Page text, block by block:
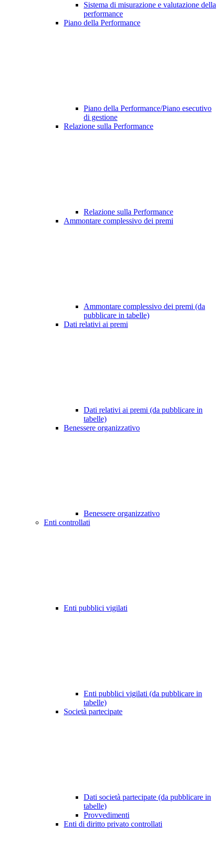
Sistema di misurazione e valutazione della
performance
Piano della Performance
Piano della Performance/Piano esecutivo
di gestione
Relazione sulla Performance
Relazione sulla Performance
Ammontare complessivo dei premi
Ammontare complessivo dei premi (da
pubblicare in tabelle)
Dati relativi ai premi
Dati relativi ai premi (da pubblicare in
tabelle)
Benessere organizzativo
Benessere organizzativo
Enti controllati
Enti pubblici vigilati
Enti pubblici vigilati (da pubblicare in
tabelle)
Società partecipate
Dati società partecipate (da pubblicare in
tabelle)
Provvedimenti
Enti di diritto privato controllati